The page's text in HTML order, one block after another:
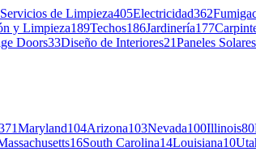
Servicios de Limpieza405Electricidad362
y Limpieza189Techos186Jardinería177
Doors33Diseño de Interiores21Paneles Solares
Maryland104Arizona103Nevada100Illinois80
16South Carolina14Louisiana10